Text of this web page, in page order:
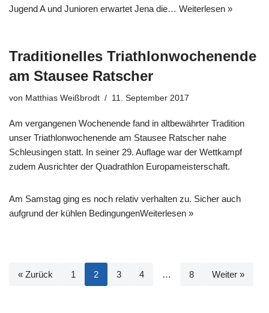
Jugend A und Junioren erwartet Jena die… Weiterlesen »
Traditionelles Triathlonwochenende
am Stausee Ratscher
von Matthias Weißbrodt 11. September 2017
Am vergangenen Wochenende fand in altbewährter Tradition
unser Triathlonwochenende am Stausee Ratscher nahe
Schleusingen statt. In seiner 29. Auflage war der Wettkampf
zudem Ausrichter der Quadrathlon Europameisterschaft.
Am Samstag ging es noch relativ verhalten zu. Sicher auch
aufgrund der kühlen BedingungenWeiterlesen »
« Zurück 1 2 3 4 … 8 Weiter »